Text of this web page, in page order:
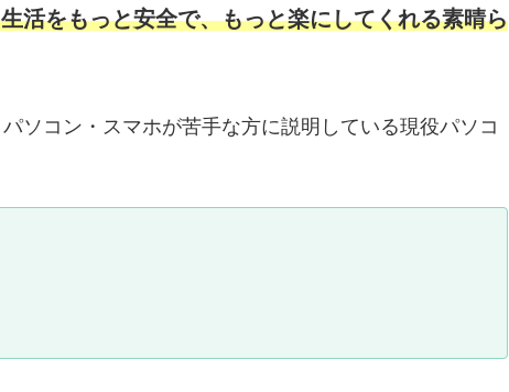
活をもっと安全で、もっと楽にしてくれる素晴ら
ソコン・スマホが苦手な方に説明している現役パソコ